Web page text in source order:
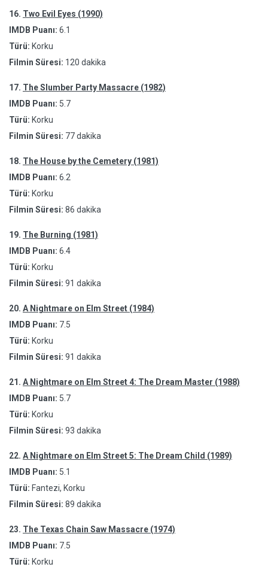
16. Two Evil Eyes (1990)
IMDB Puanı: 6.1
Türü: Korku
Filmin Süresi: 120 dakika
17. The Slumber Party Massacre (1982)
IMDB Puanı: 5.7
Türü: Korku
Filmin Süresi: 77 dakika
18. The House by the Cemetery (1981)
IMDB Puanı: 6.2
Türü: Korku
Filmin Süresi: 86 dakika
19. The Burning (1981)
IMDB Puanı: 6.4
Türü: Korku
Filmin Süresi: 91 dakika
20. A Nightmare on Elm Street (1984)
IMDB Puanı: 7.5
Türü: Korku
Filmin Süresi: 91 dakika
21. A Nightmare on Elm Street 4: The Dream Master (1988)
IMDB Puanı: 5.7
Türü: Korku
Filmin Süresi: 93 dakika
22. A Nightmare on Elm Street 5: The Dream Child (1989)
IMDB Puanı: 5.1
Türü: Fantezi, Korku
Filmin Süresi: 89 dakika
23. The Texas Chain Saw Massacre (1974)
IMDB Puanı: 7.5
Türü: Korku